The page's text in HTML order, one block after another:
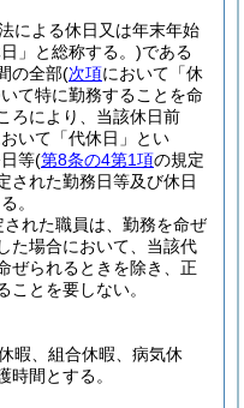
による休日又は年末年始
」と総称する。)である
の全部(次項において「休
て特に勤務することを命
ろにより、当該休日前
いて「代休日」とい
等(第8条の4第1項の規定
された勤務日等及び休日
。
れた職員は、勤務を命ぜ
た場合において、当該代
ぜられるときを除き、正
とを要しない。
暇、組合休暇、病気休
時間とする。